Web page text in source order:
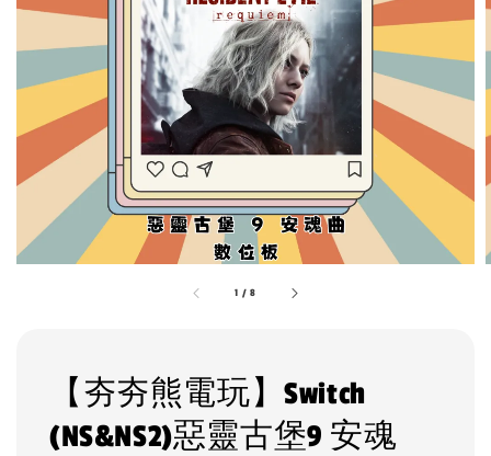
1 /8
【夯夯熊電玩】Switch
(NS&NS2)惡靈古堡9 安魂